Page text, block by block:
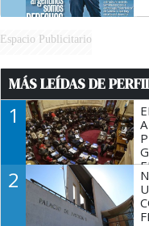
Espacio Publicitario
MÁS LEÍDAS DE
1
2